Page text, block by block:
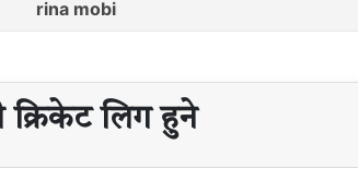
क्रिकेट लिग हुने